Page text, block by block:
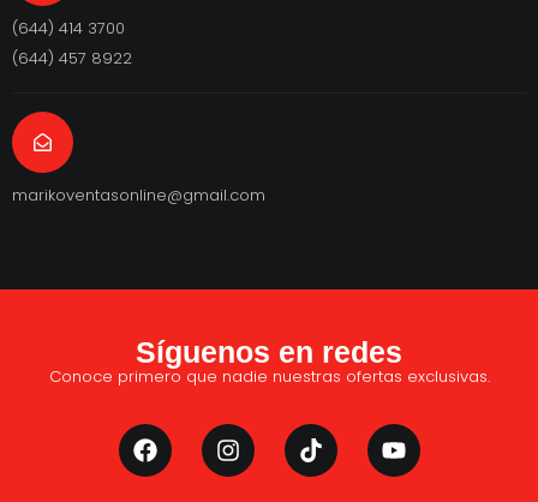
(644) 414 3700
(644) 457 8922
marikoventasonline@gmail.com
Síguenos en redes
Conoce primero que nadie nuestras ofertas exclusivas.